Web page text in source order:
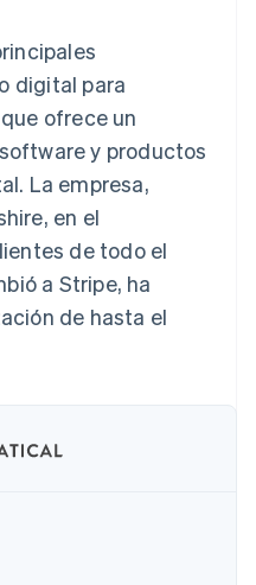
Sigma
IA
los
y ocio
por
gestiona
agentes
API
ventas
digital para
ofrece un
y productos
La empresa,
en el
de todo el
a Stripe, ha
de hasta el